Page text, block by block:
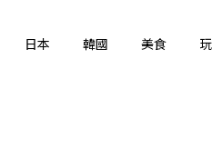
日本 韓國 美食